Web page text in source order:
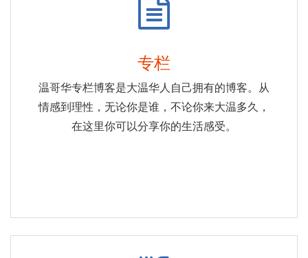
专栏
温哥华专栏博客是大温华人自己拥有的博客。从
情感到理性，无论你是谁，不论你来大温多久，
在这里你可以分享你的生活感受。